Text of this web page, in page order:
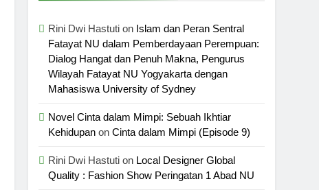
Rini Dwi Hastuti on Islam dan Peran Sentral
Fatayat NU dalam Pemberdayaan Perempuan:
Dialog Hangat dan Penuh Makna, Pengurus
Wilayah Fatayat NU Yogyakarta dengan
Mahasiswa University of Sydney
Novel Cinta dalam Mimpi: Sebuah Ikhtiar
Kehidupan onCinta dalam Mimpi (Episode 9)
Rini Dwi Hastuti on Local Designer Global
Quality : Fashion Show Peringatan 1 Abad NU